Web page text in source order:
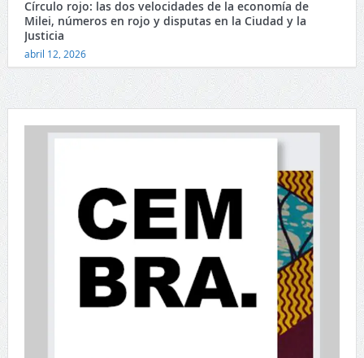
Círculo rojo: las dos velocidades de la economía de
Milei, números en rojo y disputas en la Ciudad y la
Justicia
abril 12, 2026